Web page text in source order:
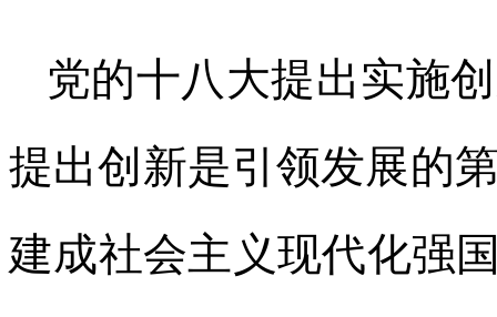
党的十八大提出实施
提出创新是引领发展的
建成社会主义现代化强